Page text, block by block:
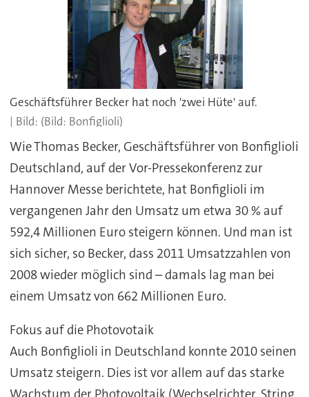
Geschäftsführer Becker hat noch 'zwei Hüte' auf.
(Bild: Bonfiglioli)
Wie Thomas Becker, Geschäftsführer von Bonfiglioli
Deutschland, auf der Vor-Pressekonferenz zur
Hannover Messe berichtete, hat Bonfiglioli im
vergangenen Jahr den Umsatz um etwa 30 % auf
592,4 Millionen Euro steigern können. Und man ist
sich sicher, so Becker, dass 2011 Umsatzzahlen von
2008 wieder möglich sind – damals lag man bei
einem Umsatz von 662 Millionen Euro.
Fokus auf die Photovotaik
Auch Bonfiglioli in Deutschland konnte 2010 seinen
Umsatz steigern. Dies ist vor allem auf das starke